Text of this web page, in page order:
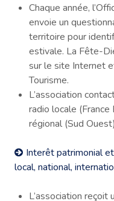
Chaque année,
envoie un
territoire pour
estivale. La Fête-
sur le site Internet
Tourisme.
L’association
radio locale
régional (Sud
Interêt patrimonial
local, national,
L’association reçoit